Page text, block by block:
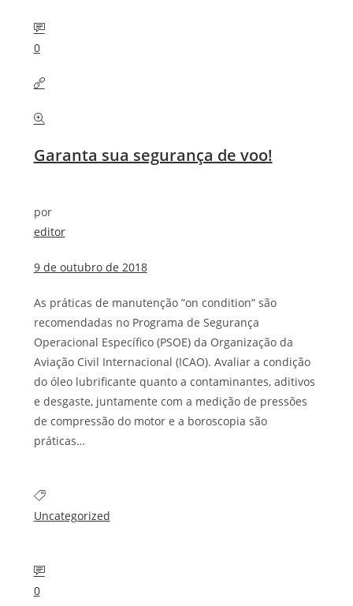
0
Garanta sua segurança de voo!
por
editor
9 de outubro de 2018
As práticas de manutenção ”on condition” são
recomendadas no Programa de Segurança
Operacional Específico (PSOE) da Organização da
Aviação Civil Internacional (ICAO). Avaliar a condição
do óleo lubrificante quanto a contaminantes, aditivos
e desgaste, juntamente com a medição de pressões
de compressão do motor e a boroscopia são
práticas…
Uncategorized
0